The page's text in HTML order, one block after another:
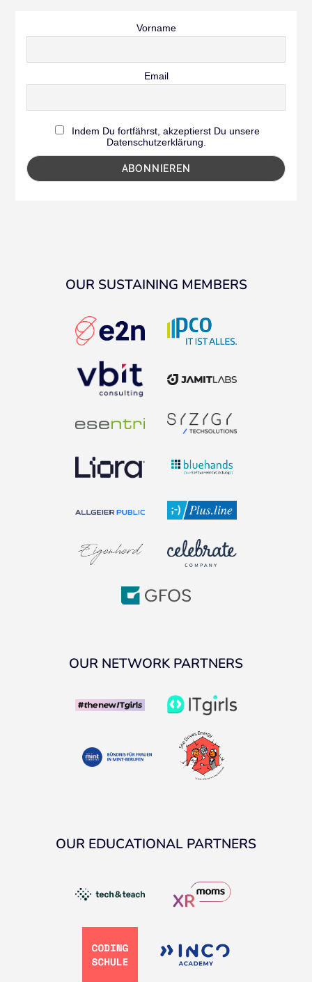
Vorname
Email
Indem Du fortfährst, akzeptierst Du unsere
Datenschutzerklärung.
OUR SUSTAINING MEMBERS
OUR NETWORK PARTNERS
OUR EDUCATIONAL PARTNERS